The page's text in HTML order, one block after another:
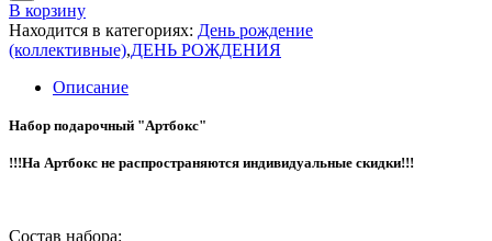
В корзину
Находится в категориях: День рождение
(коллективные),ДЕНЬ РОЖДЕНИЯ
Описание
Набор подарочный "Артбокс"
!!!На Артбокс не распространяются индивидуальные скидки!!!
Состав набора: